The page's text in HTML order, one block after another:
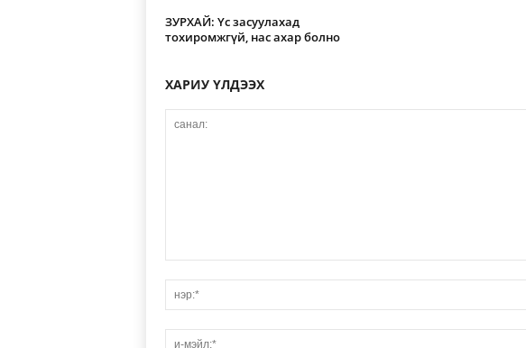
ЗУРХАЙ: Үс засуулахад
тохиромжгүй, нас ахар болно
ХАРИУ ҮЛДЭЭХ